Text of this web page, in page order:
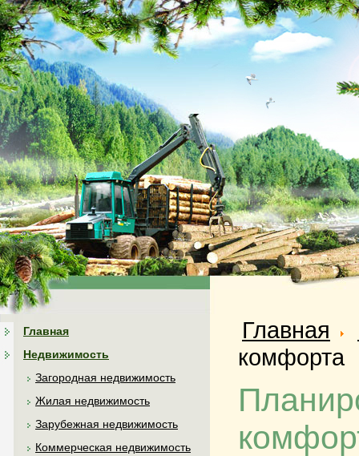
Главная
Недвижимость
Загородная недвижимость
Жилая недвижимость
Зарубежная недвижимость
Коммерческая недвижимость
Главная
комфорта